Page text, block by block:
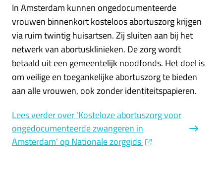
In Amsterdam kunnen ongedocumenteerde
vrouwen binnenkort kosteloos abortuszorg krijgen
via ruim twintig huisartsen. Zij sluiten aan bij het
netwerk van abortusklinieken. De zorg wordt
betaald uit een gemeentelijk noodfonds. Het doel is
om veilige en toegankelijke abortuszorg te bieden
aan alle vrouwen, ook zonder identiteitspapieren.
Lees verderover 'Kosteloze abortuszorg voor
ongedocumenteerde zwangeren in
Amsterdam' op Nationale zorggids